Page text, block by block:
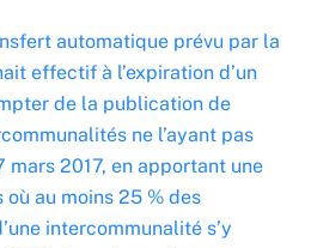
automatique prévu par la
effectif à l’expiration d’un
de la publication de
ne l’ayant pas
mars 2017, en apportant une
au moins 25 % des
intercommunalité s’y